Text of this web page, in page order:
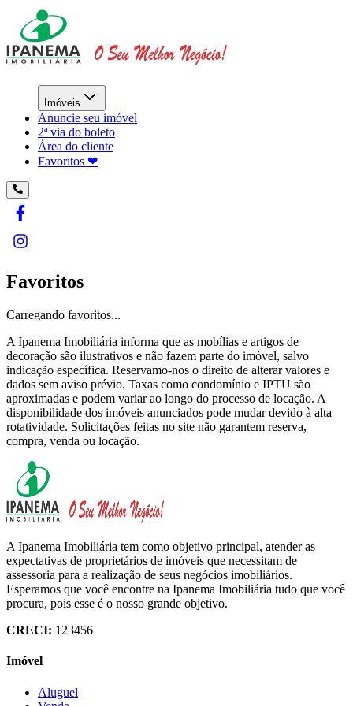
Imóveis
Anuncie seu imóvel
2ª via do boleto
Área do cliente
Favoritos ❤︎
Favoritos
Carregando favoritos...
A Ipanema Imobiliária informa que as mobílias e artigos de
decoração são ilustrativos e não fazem parte do imóvel, salvo
indicação específica. Reservamo-nos o direito de alterar valores e
dados sem aviso prévio. Taxas como condomínio e IPTU são
aproximadas e podem variar ao longo do processo de locação. A
disponibilidade dos imóveis anunciados pode mudar devido à alta
rotatividade. Solicitações feitas no site não garantem reserva,
compra, venda ou locação.
A Ipanema Imobiliária tem como objetivo principal, atender as
expectativas de proprietários de imóveis que necessitam de
assessoria para a realização de seus negócios imobiliários.
Esperamos que você encontre na Ipanema Imobiliária tudo que você
procura, pois esse é o nosso grande objetivo.
CRECI: 123456
Imóvel
Aluguel